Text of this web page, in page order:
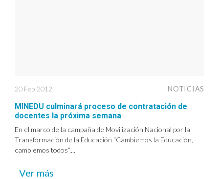
20 Feb 2012 NOTICIAS
MINEDU culminará proceso de contratación de
docentes la próxima semana
En el marco de la campaña de Movilización Nacional por la
Transformación de la Educación “Cambiemos la Educación,
cambiemos todos”,...
Ver más